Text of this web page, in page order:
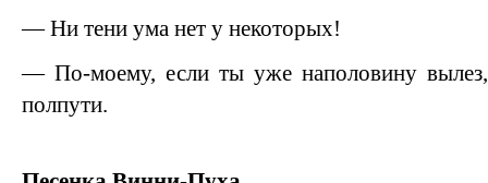
— Ни тени ума нет у некоторых!
— По-моему, если ты уже наполовину вылез,
полпути.